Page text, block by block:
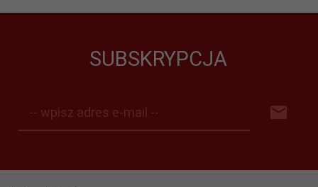
SUBSKRYPCJA
-- wpisz adres e-mail --